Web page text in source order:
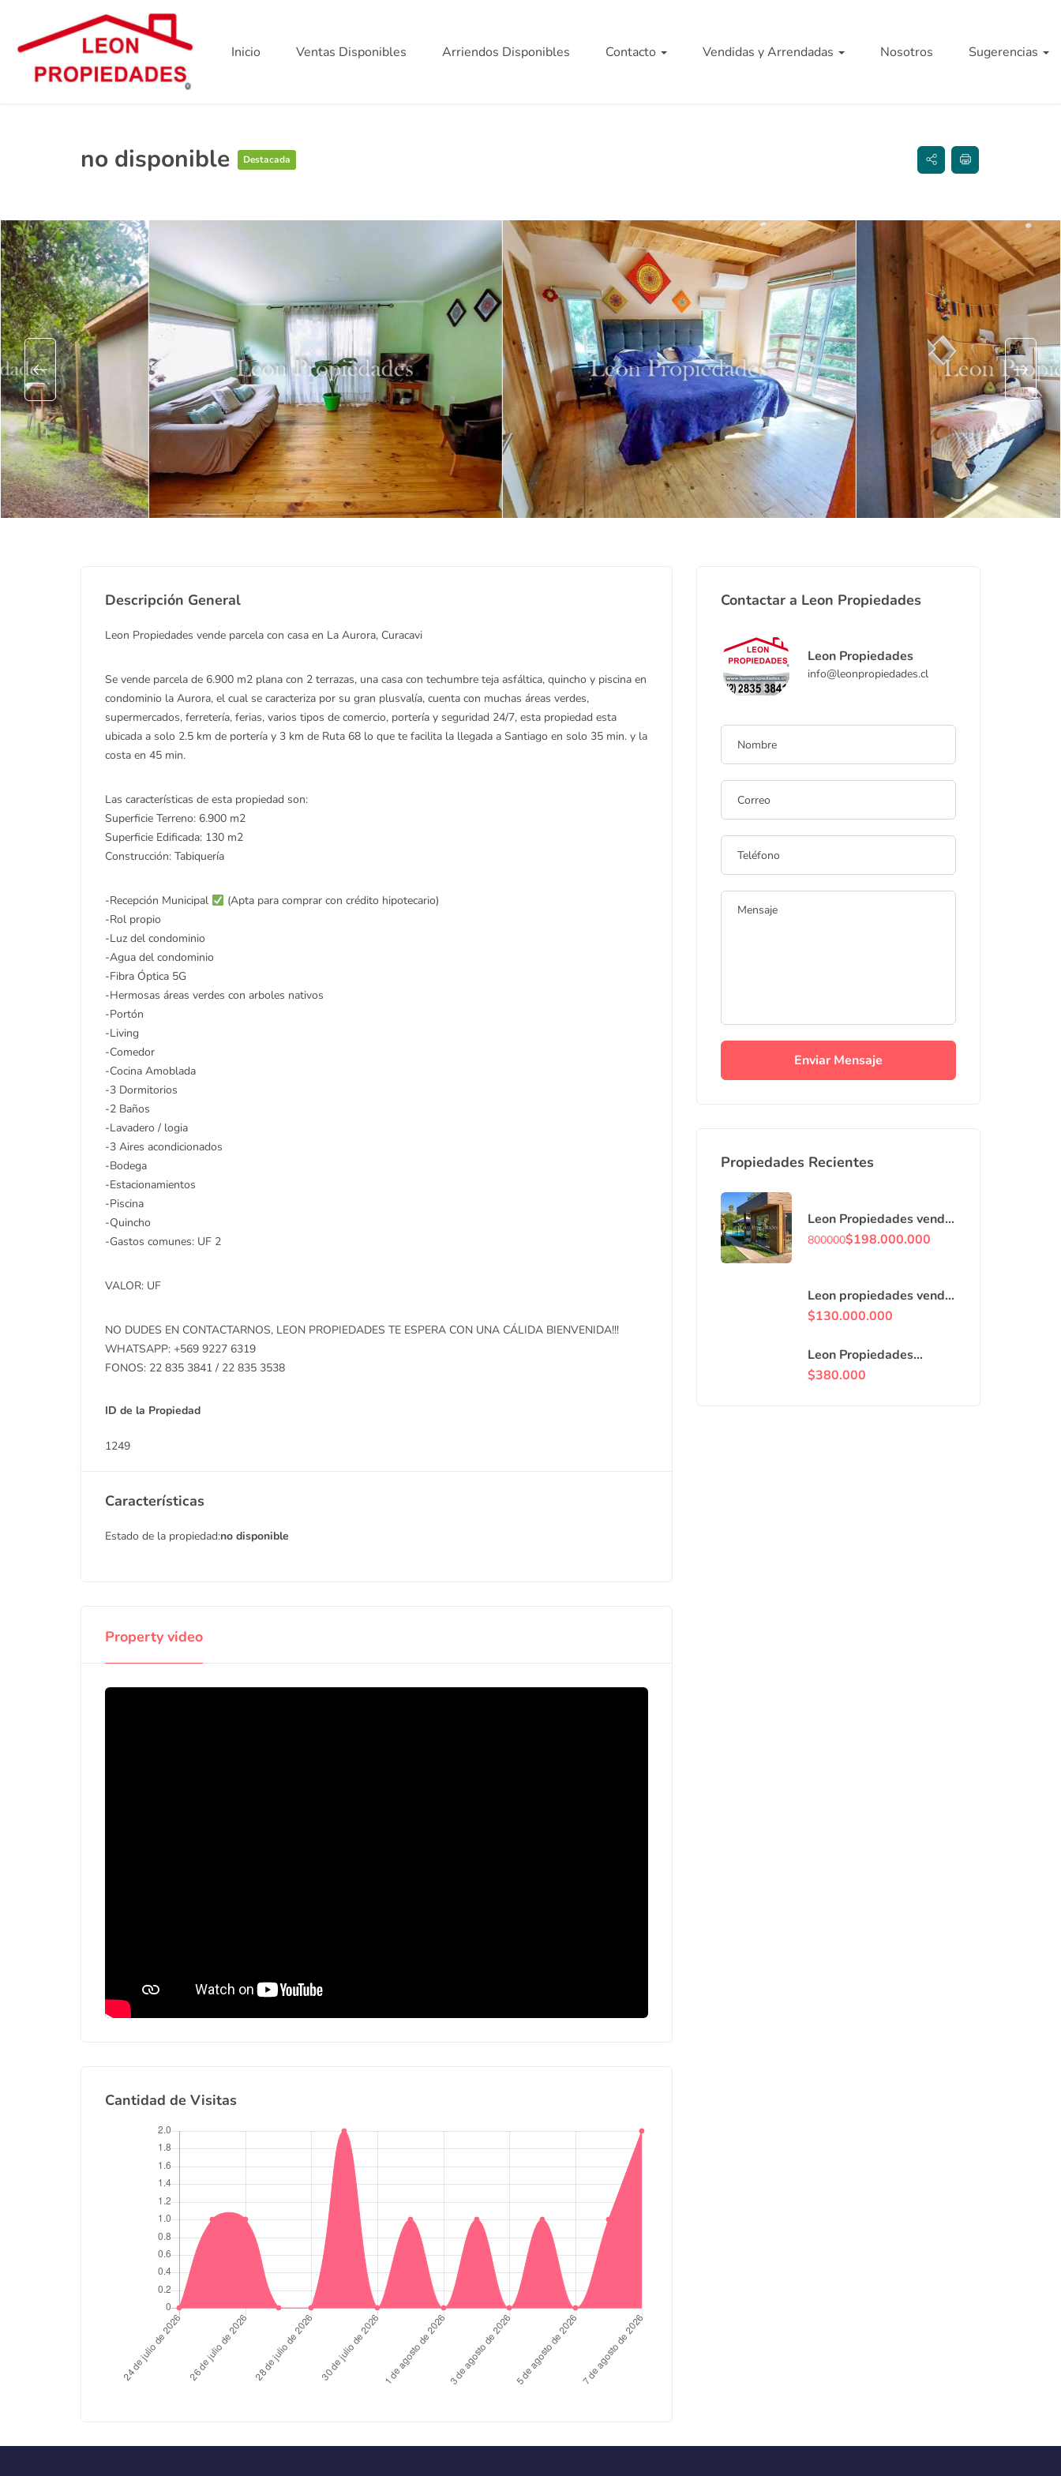
Inicio Ventas Disponibles Arriendos Disponibles Contacto Vendidas y Arrendadas Nosotros Sugerencias
no disponible Destacada
Descripción General
Leon Propiedades vende parcela con casa en La Aurora, Curacavi
Se vende parcela de 6.900 m2 plana con 2 terrazas, una casa con techumbre teja asfáltica, quincho y piscina en
condominio la Aurora, el cual se caracteriza por su gran plusvalía, cuenta con muchas áreas verdes,
supermercados, ferretería, ferias, varios tipos de comercio, portería y seguridad 24/7, esta propiedad esta
ubicada a solo 2.5 km de portería y 3 km de Ruta 68 lo que te facilita la llegada a Santiago en solo 35 min. y la
costa en 45 min.
Las características de esta propiedad son:
Superficie Terreno: 6.900 m2
Superficie Edificada: 130 m2
Construcción: Tabiquería
-Recepción Municipal
(Apta para comprar con crédito hipotecario)
-Rol propio
-Luz del condominio
-Agua del condominio
-Fibra Óptica 5G
-Hermosas áreas verdes con arboles nativos
-Portón
-Living
-Comedor
-Cocina Amoblada
-3 Dormitorios
-2 Baños
-Lavadero / logia
-3 Aires acondicionados
-Bodega
-Estacionamientos
-Piscina
-Quincho
-Gastos comunes: UF 2
VALOR: UF
NO DUDES EN CONTACTARNOS, LEON PROPIEDADES TE ESPERA CON UNA CÁLIDA BIENVENIDA!!!
WHATSAPP: +569 9227 6319
FONOS: 22 835 3841 / 22 835 3538
ID de la Propiedad
1249
Características
Estado de la propiedad:no disponible
Property video
Cantidad de Visitas
Contactar a Leon Propiedades
Leon Propiedades
info@leonpropiedades.cl
Enviar Mensaje
Propiedades Recientes
Leon Propiedades vende
o arrienda con
Curacaví centro.
800000$198.000.000
Leon propiedades vende
casa en villa, Curacaví
$130.000.000
Leon Propiedades
arrienda locales
$380.000